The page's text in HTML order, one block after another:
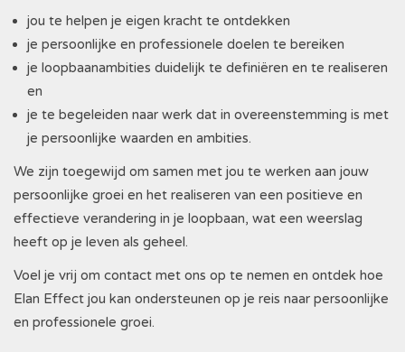
jou te helpen je eigen kracht te ontdekken
je persoonlijke en professionele doelen te bereiken
je loopbaanambities duidelijk te definiëren en te realiseren
en
je te begeleiden naar werk dat in overeenstemming is met
je persoonlijke waarden en ambities.
We zijn toegewijd om samen met jou te werken aan jouw
persoonlijke groei en het realiseren van een positieve en
effectieve verandering in je loopbaan, wat een weerslag
heeft op je leven als geheel.
Voel je vrij om contact met ons op te nemen en ontdek hoe
Elan Effect jou kan ondersteunen op je reis naar persoonlijke
en professionele groei.